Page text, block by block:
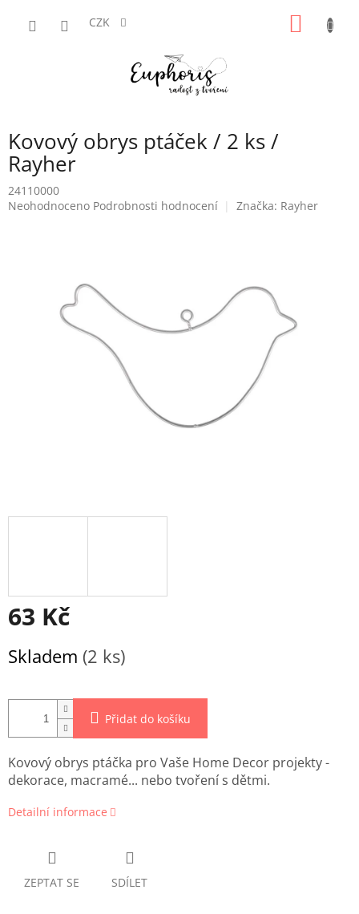
CZK
Kovový obrys ptáček / 2 ks /
Rayher
24110000
Průměrné
hvězdiček.
Neohodnoceno Podrobnosti hodnocení Značka: Rayher
63 Kč
cena:
Skladem (2 ks)
Přidat do košíku
Kovový obrys ptáčka pro Vaše Home Decor projekty -
dekorace, macramé... nebo tvoření s dětmi.
Detailní informace
ZEPTAT SE SDÍLET